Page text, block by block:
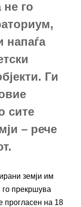
го
напаѓа
Ги
сите
– рече
земји им
прекршува
прогласен на 18